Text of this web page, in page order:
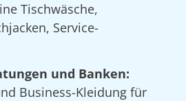
Tischwäsche,
Service-
und Banken:
Business-Kleidung für